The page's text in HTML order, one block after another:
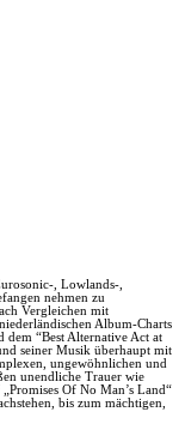
, Lowlands-,
nehmen zu
Vergleichen mit
Album-Charts
dem “Best Alternative Act at
seiner Musik überhaupt mit
ungewöhnlichen und
unendliche Trauer wie
Of No Man’s Land“
bis zum mächtigen,